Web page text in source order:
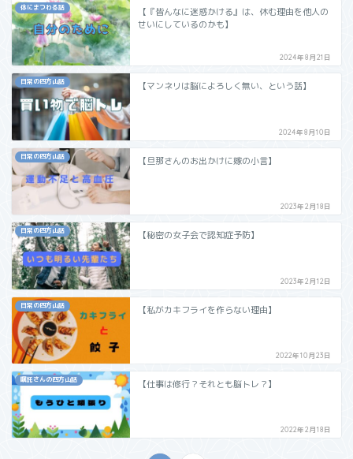
体にまつわる話
【『皆んなに迷惑かける』は、休む理由を他人の
せいにしているのかも】
2024年8月21日
日常の四方山話 【マンネリは脳によろしく無い、という話】
2024年8月10日
日常の四方山話 【旦那さんのお出かけに嫁の小言】
2023年2月18日
日常の四方山話 【秘密の女子会で認知症予防】
2023年2月12日
日常の四方山話 【私がカキフライを作らない理由】
2022年10月23日
嘱託さんの四方山話 【仕事は修行？それとも脳トレ？】
2022年2月18日